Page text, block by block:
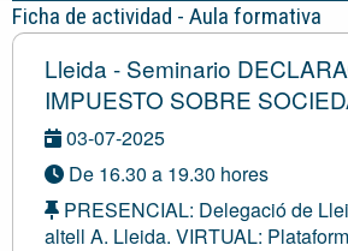
Ficha de actividad - Aula formativa
Lleida - Seminario
IMPUESTO SOBRE
03-07-2025
De 16.30 a 19.30 hores
PRESENCIAL: Delegació de
altell A. Lleida. VIRTUAL: